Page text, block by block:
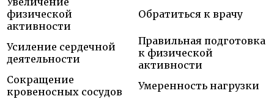
физической
активности
Обратиться к врачу
Усиление сердечной
деятельности
Правильная подготовка
к физической
активности
Сокращение
кровеносных сосудов
Умеренность нагрузки